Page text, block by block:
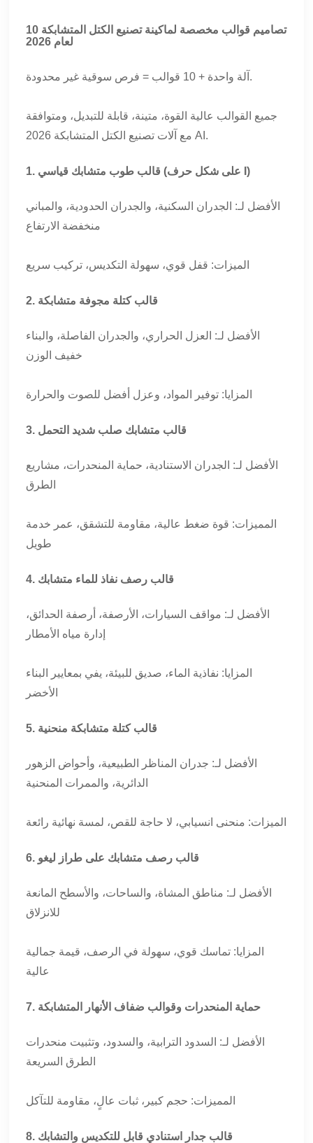
10 تصاميم قوالب مخصصة لماكينة تصنيع الكتل المتشابكة
لعام 2026
آلة واحدة + 10 قوالب = فرص سوقية غير محدودة.
جميع القوالب عالية القوة، متينة، قابلة للتبديل، ومتوافقة
مع آلات تصنيع الكتل المتشابكة 2026 AI.
1. قالب طوب متشابك قياسي (على شكل حرف I)
الأفضل لـ: الجدران السكنية، والجدران الحدودية، والمباني
منخفضة الارتفاع
الميزات: قفل قوي، سهولة التكديس، تركيب سريع
2. قالب كتلة مجوفة متشابكة
الأفضل لـ: العزل الحراري، والجدران الفاصلة، والبناء
خفيف الوزن
المزايا: توفير المواد، وعزل أفضل للصوت والحرارة
3. قالب متشابك صلب شديد التحمل
الأفضل لـ: الجدران الاستنادية، حماية المنحدرات، مشاريع
الطرق
المميزات: قوة ضغط عالية، مقاومة للتشقق، عمر خدمة
طويل
4. قالب رصف نفاذ للماء متشابك
الأفضل لـ: مواقف السيارات، الأرصفة، أرصفة الحدائق،
إدارة مياه الأمطار
المزايا: نفاذية الماء، صديق للبيئة، يفي بمعايير البناء
الأخضر
5. قالب كتلة متشابكة منحنية
الأفضل لـ: جدران المناظر الطبيعية، وأحواض الزهور
الدائرية، والممرات المنحنية
الميزات: منحنى انسيابي، لا حاجة للقص، لمسة نهائية رائعة
6. قالب رصف متشابك على طراز ليغو
الأفضل لـ: مناطق المشاة، والساحات، والأسطح المانعة
للانزلاق
المزايا: تماسك قوي، سهولة في الرصف، قيمة جمالية
عالية
7. حماية المنحدرات وقوالب ضفاف الأنهار المتشابكة
الأفضل لـ: السدود الترابية، والسدود، وتثبيت منحدرات
الطرق السريعة
المميزات: حجم كبير، ثبات عالٍ، مقاومة للتآكل
8. قالب جدار استنادي قابل للتكديس والتشابك